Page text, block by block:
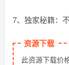
7、独家秘籍：
资源下载
此资源下载价